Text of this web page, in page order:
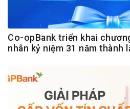
Co-opBank triển khai
nhân kỷ niệm 31 năm thành